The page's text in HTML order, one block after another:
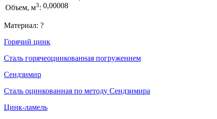
Объем, м3: 0,00008
Материал: ?
Горячий цинк
Сталь горячеоцинкованная погружением
Сендзимир
Сталь оцинкованная по методу Сендзимира
Цинк-ламель